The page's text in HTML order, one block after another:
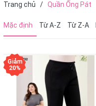
Trang chủ / Quần Ống Pát
Mặc định Từ A-Z Từ Z-A